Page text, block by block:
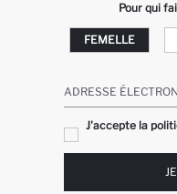
Pour qui
FEMELLE
ADRESSE
J'accepte la